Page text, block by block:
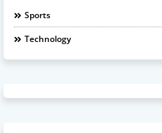
Sports
Technology